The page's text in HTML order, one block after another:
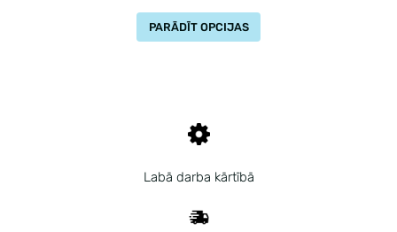
Labā darba kārtībā
PARĀDĪT OPCIJAS